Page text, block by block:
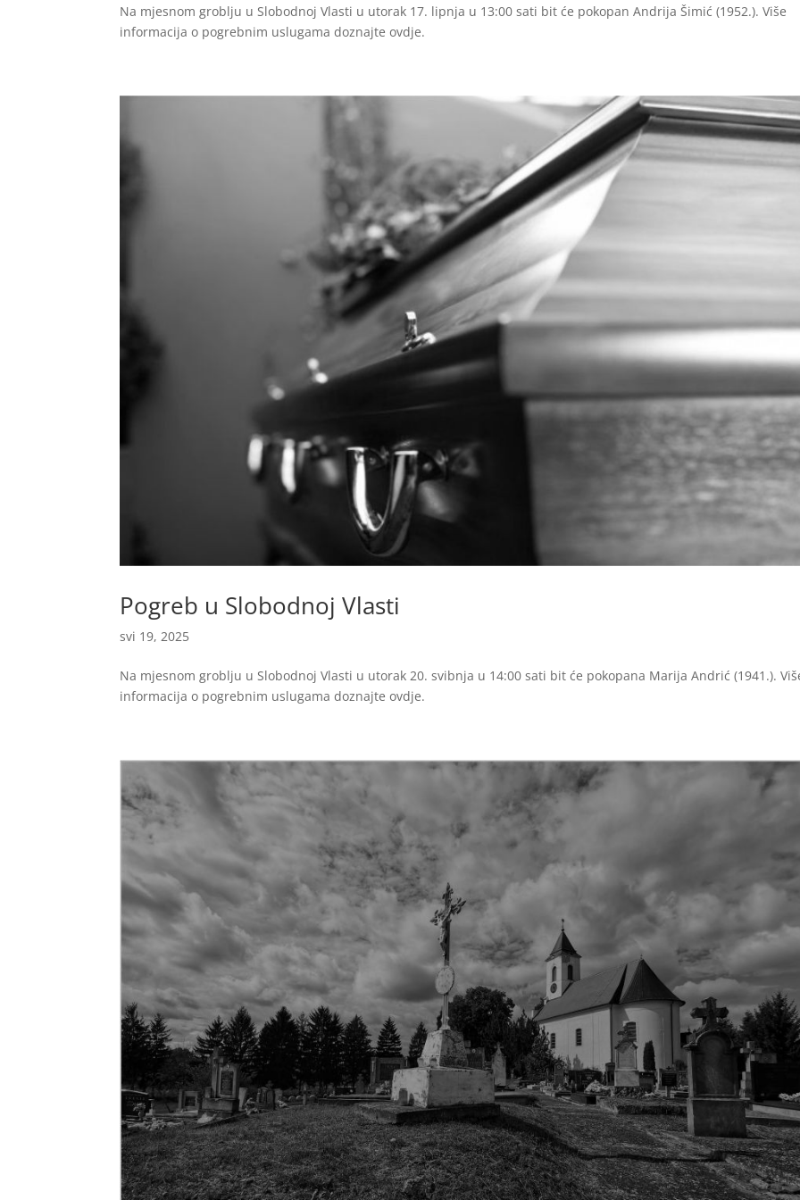
Na mjesnom groblju u Slobodnoj Vlasti u utorak 17. lipnja u 13:00 sati bit će pokopan Andrija Šimić (1952.). Više
informacija o pogrebnim uslugama doznajte ovdje.
Pogreb u Slobodnoj Vlasti
svi 19, 2025
Na mjesnom groblju u Slobodnoj Vlasti u utorak 20. svibnja u 14:00 sati bit će pokopana Marija Andrić (1941.).
informacija o pogrebnim uslugama doznajte ovdje.